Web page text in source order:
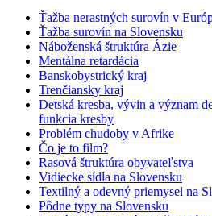
Ťažba nerastných surovín v
Ťažba surovín na Slovensku
Náboženská štruktúra Ázie
Mentálna retardácia
Banskobystrický kraj
Trenčiansky kraj
Detská kresba, vývin a význam
funkcia kresby
Problém chudoby v Afrike
Čo je to film?
Rasová štruktúra obyvateľstva
Vidiecke sídla na Slovensku
Textilný a odevný priemysel na
Pôdne typy na Slovensku